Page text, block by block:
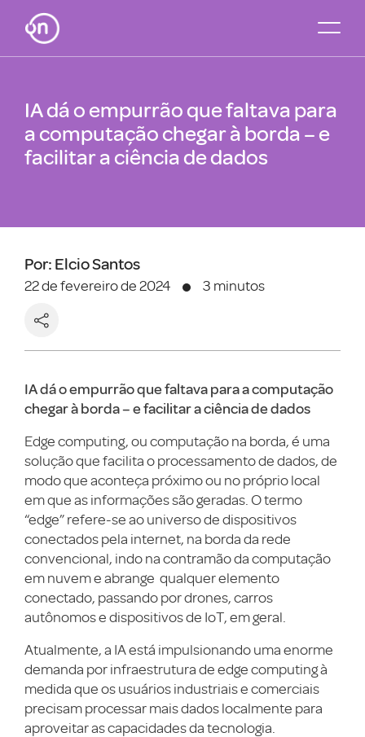
IA dá o empurrão que faltava para
a computação chegar à borda – e
facilitar a ciência de dados
Por: Elcio Santos
22 de fevereiro de 2024 3 minutos
IA dá o empurrão que faltava para a computação
chegar à borda – e facilitar a ciência de dados
Edge computing, ou computação na borda, é uma
solução que facilita o processamento de dados, de
modo que aconteça próximo ou no próprio local
em que as informações são geradas. O termo
“edge” refere-se ao universo de dispositivos
conectados pela internet, na borda da rede
convencional, indo na contramão da computação
em nuvem e abrange qualquer elemento
conectado, passando por drones, carros
autônomos e dispositivos de IoT, em geral.
Atualmente, a IA está impulsionando uma enorme
demanda por infraestrutura de edge computing à
medida que os usuários industriais e comerciais
precisam processar mais dados localmente para
aproveitar as capacidades da tecnologia.